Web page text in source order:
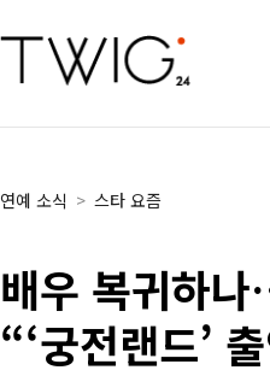
연예 소식 > 스타 요즘
배우 복귀하
“‘궁전랜드’